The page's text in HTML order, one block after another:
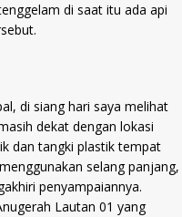
di saat itu ada api
di siang hari saya melihat
dekat dengan lokasi
dan tangki plastik tempat
selang panjang,
penyampaiannya.
Lautan 01 yang